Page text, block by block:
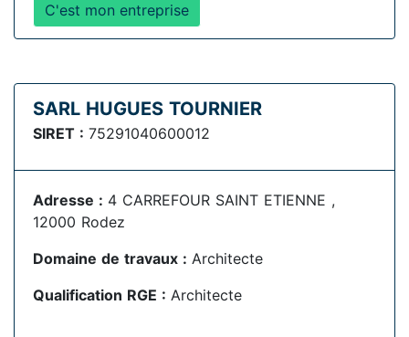
C'est mon entreprise
SARL HUGUES TOURNIER
SIRET : 75291040600012
Adresse : 4 CARREFOUR SAINT ETIENNE ,
12000 Rodez
Domaine de travaux : Architecte
Qualification RGE : Architecte